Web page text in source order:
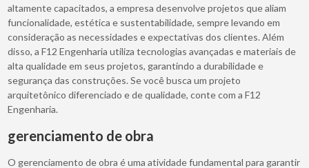
altamente capacitados, a empresa desenvolve projetos que aliam
funcionalidade, estética e sustentabilidade, sempre levando em
consideração as necessidades e expectativas dos clientes. Além
disso, a F12 Engenharia utiliza tecnologias avançadas e materiais de
alta qualidade em seus projetos, garantindo a durabilidade e
segurança das construções. Se você busca um projeto
arquitetônico diferenciado e de qualidade, conte com a F12
Engenharia.
gerenciamento de obra
O gerenciamento de obra é uma atividade fundamental para garantir